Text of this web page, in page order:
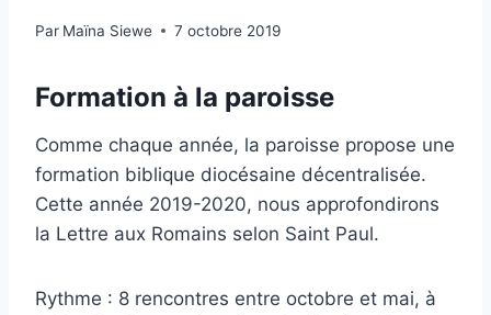
Par Maïna Siewe 7 octobre 2019
Formation à la paroisse
Comme chaque année, la paroisse propose une
formation biblique diocésaine décentralisée.
Cette année 2019-2020, nous approfondirons
la Lettre aux Romains selon Saint Paul.
Rythme : 8 rencontres entre octobre et mai, à